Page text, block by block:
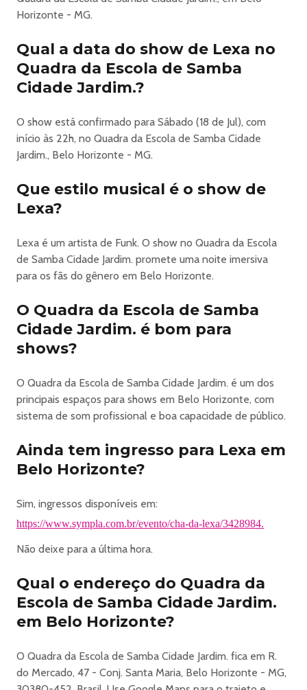
Horizonte - MG.
Qual a data do show de Lexa no
Quadra da Escola de Samba
Cidade Jardim.?
O show está confirmado para Sábado (18 de Jul), com
início às 22h, no Quadra da Escola de Samba Cidade
Jardim., Belo Horizonte - MG.
Que estilo musical é o show de
Lexa?
Lexa é um artista de Funk. O show no Quadra da Escola
de Samba Cidade Jardim. promete uma noite imersiva
para os fãs do gênero em Belo Horizonte.
O Quadra da Escola de Samba
Cidade Jardim. é bom para
shows?
O Quadra da Escola de Samba Cidade Jardim. é um dos
principais espaços para shows em Belo Horizonte, com
sistema de som profissional e boa capacidade de público.
Ainda tem ingresso para Lexa em
Belo Horizonte?
Sim, ingressos disponíveis em:
https://www.sympla.com.br/evento/cha-da-lexa/3428984.
Não deixe para a última hora.
Qual o endereço do Quadra da
Escola de Samba Cidade Jardim.
em Belo Horizonte?
O Quadra da Escola de Samba Cidade Jardim. fica em R.
do Mercado, 47 - Conj. Santa Maria, Belo Horizonte - MG,